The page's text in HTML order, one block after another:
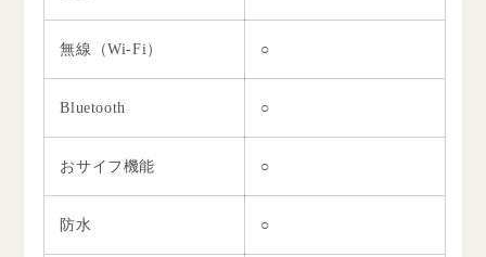
無線（Wi-Fi） ○
Bluetooth ○
おサイフ機能 ○
防水 ○